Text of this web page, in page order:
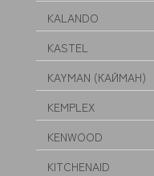
KALANDO
KASTEL
KAYMAN (КАЙМАН)
KEMPLEX
KENWOOD
KITCHENAID